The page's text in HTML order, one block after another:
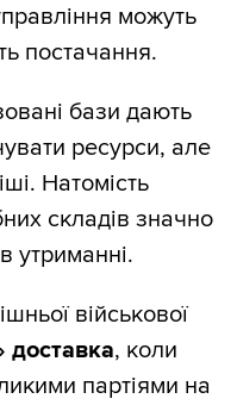
можуть
постачання.
бази дають
ресурси, але
Натомість
складів значно
утриманні.
військової
доставка, коли
партіями на